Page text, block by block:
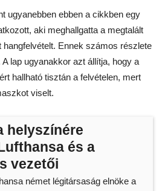
ugyanebben ebben a cikkben egy
aki meghallgatta a megtalált
hangfelvételt. Ennek számos részlete
lap ugyanakkor azt állítja, hogy a
hallható tisztán a felvételen, mert
viselt.
helyszínére
és a
vezetői
német légitársaság elnöke a